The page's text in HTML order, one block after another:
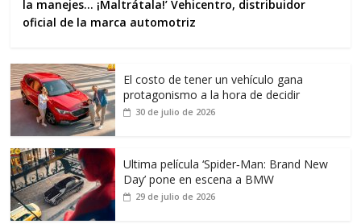
la manejes… ¡Maltrátala!’ Vehicentro, distribuidor
oficial de la marca automotriz
El costo de tener un vehículo gana
protagonismo a la hora de decidir
30 de julio de 2026
Ultima película ‘Spider‑Man: Brand New
Day’ pone en escena a BMW
29 de julio de 2026